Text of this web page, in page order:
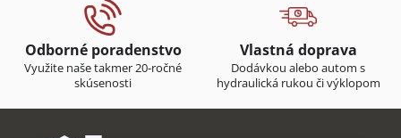
Odborné poradenstvo
Využite naše takmer 20-ročné
skúsenosti
Vlastná doprava
Dodávkou alebo autom s
hydraulická rukou či výklopom